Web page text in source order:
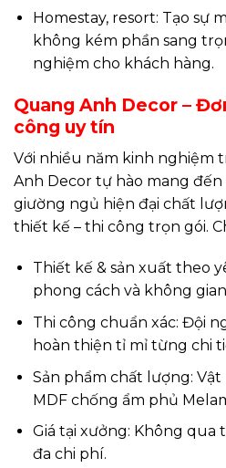
Homestay, resort: Tạo sự
không kém phần sang
nghiệm cho khách hàng.
Quang Anh Decor –
công uy tín
Với nhiều năm kinh nghiệm
Anh Decor tự hào mang
giường ngủ hiện đại chất
thiết kế – thi công trọn gói.
Thiết kế & sản xuất theo
phong cách và không
Thi công chuẩn xác: Đội
hoàn thiện tỉ mỉ từng chi
Sản phẩm chất lượng:
MDF chống ẩm phủ
Giá tại xưởng: Không qua
đa chi phí.